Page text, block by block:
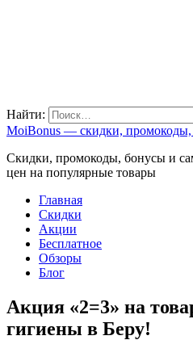
Найти:
MoiBonus — скидки,
Скидки, промокоды, бонусы и
цен на популярные товары
Главная
Скидки
Акции
Бесплатное
Обзоры
Блог
Акция «2=3» на
гигиены в Беру!